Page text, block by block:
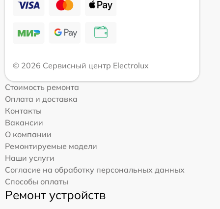
© 2026 Сервисный центр Electrolux
Стоимость ремонта
Оплата и доставка
Контакты
Вакансии
О компании
Ремонтируемые модели
Наши услуги
Согласие на обработку персональных данных
Способы оплаты
Ремонт устройств